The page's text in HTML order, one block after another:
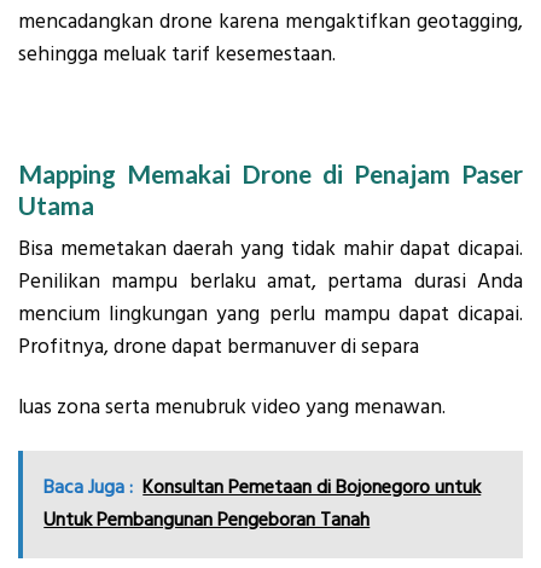
mencadangkan drone karena mengaktifkan geotagging,
sehingga meluak tarif kesemestaan.
Mapping Memakai Drone di Penajam Paser
Utama
Bisa memetakan daerah yang tidak mahir dapat dicapai.
Penilikan mampu berlaku amat, pertama durasi Anda
mencium lingkungan yang perlu mampu dapat dicapai.
Profitnya, drone dapat bermanuver di separa
luas zona serta menubruk video yang menawan.
Baca Juga : Konsultan Pemetaan di Bojonegoro untuk
Untuk Pembangunan Pengeboran Tanah